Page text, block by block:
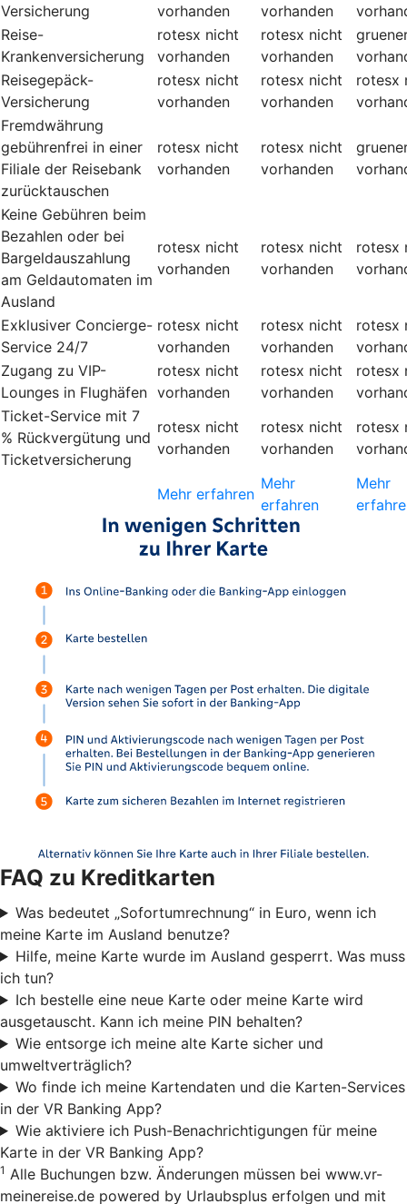
Versicherung
vorhanden
vorhanden
Reise-
Krankenversicherung
rotesx nicht
vorhanden
rotesx nicht
vorhanden
Reisegepäck-
Versicherung
rotesx nicht
vorhanden
rotesx nicht
vorhanden
rotesx
Fremdwährung
gebührenfrei in einer
Filiale der Reisebank
zurücktauschen
rotesx nicht
vorhanden
rotesx nicht
vorhanden
Keine Gebühren beim
Bezahlen oder bei
Bargeldauszahlung
am Geldautomaten im
Ausland
rotesx nicht
vorhanden
rotesx nicht
vorhanden
rotesx
Exklusiver Concierge-
Service 24/7
rotesx nicht
vorhanden
rotesx nicht
vorhanden
rotesx
Zugang zu VIP-
Lounges in Flughäfen
rotesx nicht
vorhanden
rotesx nicht
vorhanden
rotesx
Ticket-Service mit 7
% Rückvergütung und
Ticketversicherung
rotesx nicht
vorhanden
rotesx nicht
vorhanden
rotesx
Mehr erfahren
Mehr
erfahren
Mehr
FAQ zu Kreditkarten
Was bedeutet „Sofortumrechnung“ in Euro, wenn ich
meine Karte im Ausland benutze?
Hilfe, meine Karte wurde im Ausland gesperrt. Was muss
ich tun?
Ich bestelle eine neue Karte oder meine Karte wird
ausgetauscht. Kann ich meine PIN behalten?
Wie entsorge ich meine alte Karte sicher und
umweltverträglich?
Wo finde ich meine Kartendaten und die Karten-Services
in der VR Banking App?
Wie aktiviere ich Push-Benachrichtigungen für meine
Karte in der VR Banking App?
1 Alle Buchungen bzw. Änderungen müssen bei www.vr-
meinereise.de powered by Urlaubsplus erfolgen und mit